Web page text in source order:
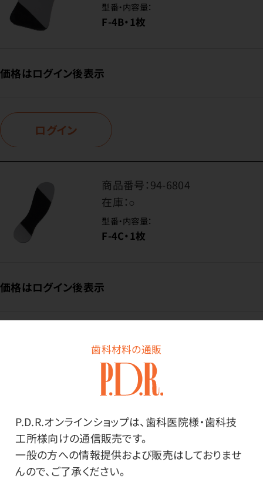
歯科材料の通販
P.D.R.オンラインショップは、歯科医院様・歯科技
工所様向けの通信販売です。
一般の方への情報提供および販売はしておりませ
んので、ご了承ください。
型番・内容量：
F-4B・1枚
価格はログイン後表示
ログイン
商品番号：94-6804
在庫：○
型番・内容量：
F-4C・1枚
価格はログイン後表示
商品番号：94-3560
在庫：○
型番・内容量：
F-4D（咬合面用）・1枚